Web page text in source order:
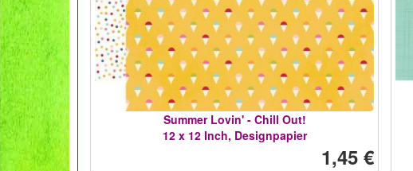
Summer Lovin' - Chill Out!
12 x 12 Inch, Designpapier
1,45 €